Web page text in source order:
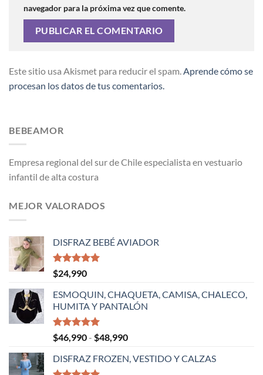
navegador para la próxima vez que comente.
Este sitio usa Akismet para reducir el spam.Aprende cómo se
procesan los datos de tus comentarios.
BEBEAMOR
Empresa regional del sur de Chile especialista en vestuario
infantil de alta costura
MEJOR VALORADOS
DISFRAZ BEBÉ AVIADOR
Valorado
con
de 5
$24,990
ESMOQUIN, CHAQUETA, CAMISA, CHALECO,
HUMITA Y PANTALÓN
Valorado
con
de 5
$46,990- $48,990Rango
precios:
DISFRAZ FROZEN, VESTIDO Y CALZAS